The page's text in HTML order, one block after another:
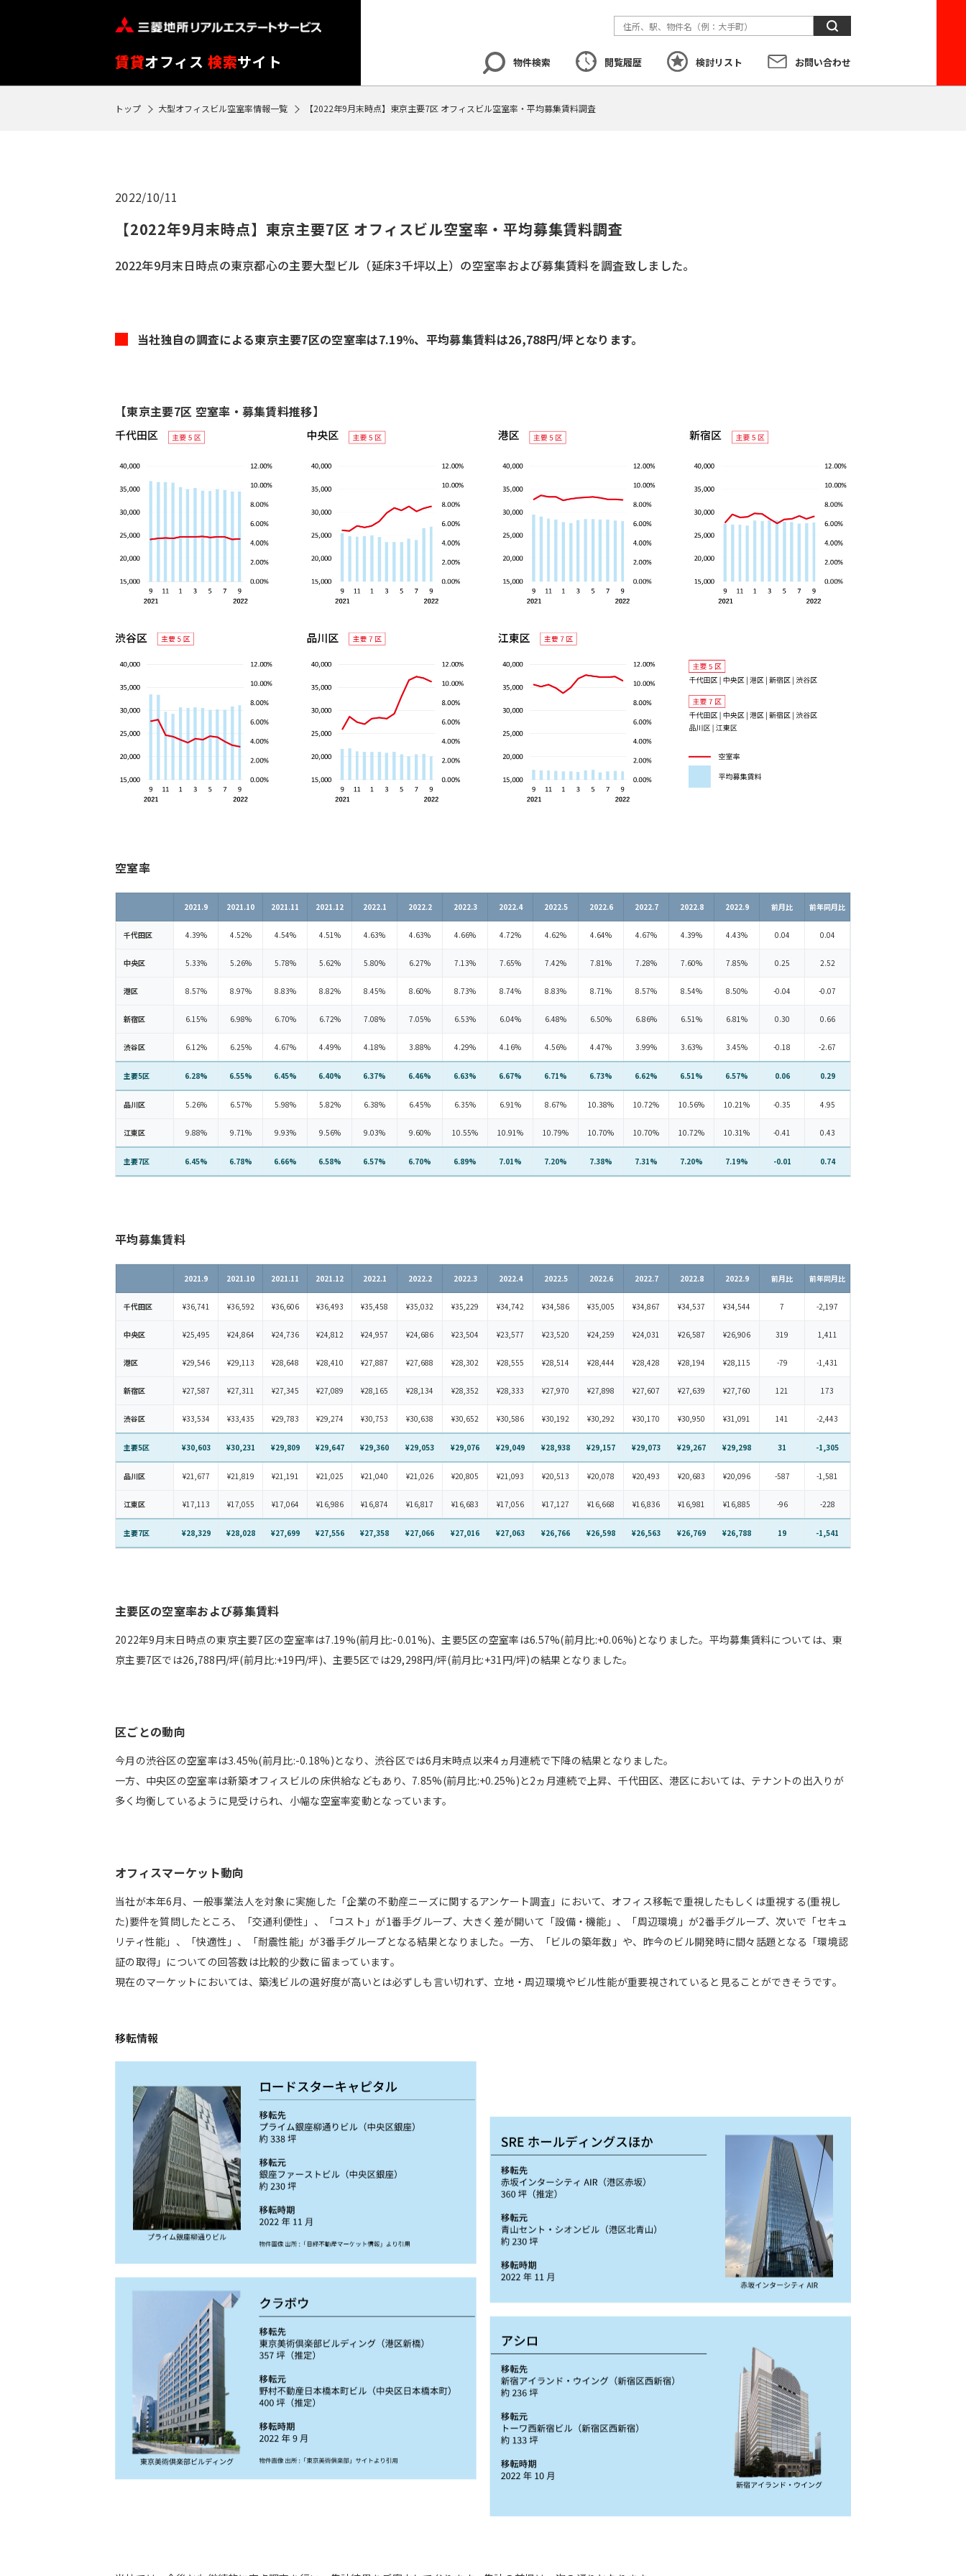
賃貸オフィス検索サイト
検
索
物件検索 閲覧履歴 検討リスト お問い合わせ
SEARCH
トップ 大型オフィスビル空室率情報一覧 【2022年9月末時点】東京主要7区 オフィスビル空室率・平均募集賃料調査
2022/10/11
【2022年9月末時点】東京主要7区 オフィスビル空室率・平均募集賃料調査
2022年9月末日時点の東京都心の主要大型ビル（延床3千坪以上）の空室率および募集賃料を調査致しました。
当社独自の調査による東京主要7区の空室率は7.19％、平均募集賃料は26,788円/坪となります。
【東京主要7区 空室率・募集賃料推移】
空室率
2021.9 2021.10 2021.11 2021.12 2022.1 2022.2 2022.3 2022.4 2022.5 2022.6 2022.7 2022.8 2022.9 前月比 前年同月比
千代田区 4.39% 4.52% 4.54% 4.51% 4.63% 4.63% 4.66% 4.72% 4.62% 4.64% 4.67% 4.39% 4.43% 0.04 0.04
中央区 5.33% 5.26% 5.78% 5.62% 5.80% 6.27% 7.13% 7.65% 7.42% 7.81% 7.28% 7.60% 7.85% 0.25 2.52
港区 8.57% 8.97% 8.83% 8.82% 8.45% 8.60% 8.73% 8.74% 8.83% 8.71% 8.57% 8.54% 8.50% -0.04 -0.07
新宿区 6.15% 6.98% 6.70% 6.72% 7.08% 7.05% 6.53% 6.04% 6.48% 6.50% 6.86% 6.51% 6.81% 0.30 0.66
渋谷区 6.12% 6.25% 4.67% 4.49% 4.18% 3.88% 4.29% 4.16% 4.56% 4.47% 3.99% 3.63% 3.45% -0.18 -2.67
主要5区 6.28% 6.55% 6.45% 6.40% 6.37% 6.46% 6.63% 6.67% 6.71% 6.73% 6.62% 6.51% 6.57% 0.06 0.29
品川区 5.26% 6.57% 5.98% 5.82% 6.38% 6.45% 6.35% 6.91% 8.67% 10.38% 10.72% 10.56% 10.21% -0.35 4.95
江東区 9.88% 9.71% 9.93% 9.56% 9.03% 9.60% 10.55% 10.91% 10.79% 10.70% 10.70% 10.72% 10.31% -0.41 0.43
主要7区 6.45% 6.78% 6.66% 6.58% 6.57% 6.70% 6.89% 7.01% 7.20% 7.38% 7.31% 7.20% 7.19% -0.01 0.74
平均募集賃料
2021.9 2021.10 2021.11 2021.12 2022.1 2022.2 2022.3 2022.4 2022.5 2022.6 2022.7 2022.8 2022.9 前月比 前年同月比
千代田区 ¥36,741 ¥36,592 ¥36,606 ¥36,493 ¥35,458 ¥35,032 ¥35,229 ¥34,742 ¥34,586 ¥35,005 ¥34,867 ¥34,537 ¥34,544 7 -2,197
中央区 ¥25,495 ¥24,864 ¥24,736 ¥24,812 ¥24,957 ¥24,686 ¥23,504 ¥23,577 ¥23,520 ¥24,259 ¥24,031 ¥26,587 ¥26,906 319 1,411
港区 ¥29,546 ¥29,113 ¥28,648 ¥28,410 ¥27,887 ¥27,688 ¥28,302 ¥28,555 ¥28,514 ¥28,444 ¥28,428 ¥28,194 ¥28,115 -79 -1,431
新宿区 ¥27,587 ¥27,311 ¥27,345 ¥27,089 ¥28,165 ¥28,134 ¥28,352 ¥28,333 ¥27,970 ¥27,898 ¥27,607 ¥27,639 ¥27,760 121 173
渋谷区 ¥33,534 ¥33,435 ¥29,783 ¥29,274 ¥30,753 ¥30,638 ¥30,652 ¥30,586 ¥30,192 ¥30,292 ¥30,170 ¥30,950 ¥31,091 141 -2,443
主要5区 ¥30,603 ¥30,231 ¥29,809 ¥29,647 ¥29,360 ¥29,053 ¥29,076 ¥29,049 ¥28,938 ¥29,157 ¥29,073 ¥29,267 ¥29,298 31 -1,305
品川区 ¥21,677 ¥21,819 ¥21,191 ¥21,025 ¥21,040 ¥21,026 ¥20,805 ¥21,093 ¥20,513 ¥20,078 ¥20,493 ¥20,683 ¥20,096 -587 -1,581
江東区 ¥17,113 ¥17,055 ¥17,064 ¥16,986 ¥16,874 ¥16,817 ¥16,683 ¥17,056 ¥17,127 ¥16,668 ¥16,836 ¥16,981 ¥16,885 -96 -228
主要7区 ¥28,329 ¥28,028 ¥27,699 ¥27,556 ¥27,358 ¥27,066 ¥27,016 ¥27,063 ¥26,766 ¥26,598 ¥26,563 ¥26,769 ¥26,788 19 -1,541
主要区の空室率および募集賃料
2022年9月末日時点の東京主要7区の空室率は7.19%(前月比:-0.01%)、主要5区の空室率は6.57%(前月比:+0.06%)となりました。平均募集賃料については、東
京主要7区では26,788円/坪(前月比:+19円/坪)、主要5区では29,298円/坪(前月比:+31円/坪)の結果となりました。
区ごとの動向
今月の渋谷区の空室率は3.45%(前月比:-0.18%)となり、渋谷区では6月末時点以来4ヵ月連続で下降の結果となりました。
一方、中央区の空室率は新築オフィスビルの床供給などもあり、7.85%(前月比:+0.25%)と2ヵ月連続で上昇、千代田区、港区においては、テナントの出入りが
多く均衡しているように見受けられ、小幅な空室率変動となっています。
オフィスマーケット動向
当社が本年6月、一般事業法人を対象に実施した「企業の不動産ニーズに関するアンケート調査」において、オフィス移転で重視したもしくは重視する(重視し
た)要件を質問したところ、「交通利便性」、「コスト」が1番手グループ、大きく差が開いて「設備・機能」、「周辺環境」が2番手グループ、次いで「セキュ
リティ性能」、「快適性」、「耐震性能」が3番手グループとなる結果となりました。一方、「ビルの築年数」や、昨今のビル開発時に間々話題となる「環境認
証の取得」についての回答数は比較的少数に留まっています。
現在のマーケットにおいては、築浅ビルの選好度が高いとは必ずしも言い切れず、立地・周辺環境やビル性能が重要視されていると見ることができそうです。
閲
覧
過
と
的
れ
ま
す。
閉じる